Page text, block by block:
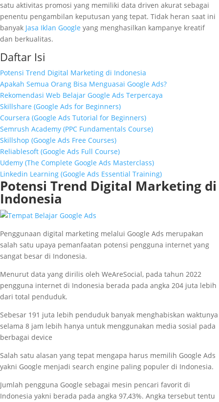
satu aktivitas promosi yang memiliki data driven akurat sebagai
penentu pengambilan keputusan yang tepat. Tidak heran saat ini
banyak Jasa Iklan Google yang menghasilkan kampanye kreatif
dan berkualitas.
Daftar Isi
Potensi Trend Digital Marketing di Indonesia
Apakah Semua Orang Bisa Menguasai Google Ads?
Rekomendasi Web Belajar Google Ads Terpercaya
Skillshare (Google Ads for Beginners)
Coursera (Google Ads Tutorial for Beginners)
Semrush Academy (PPC Fundamentals Course)
Skillshop (Google Ads Free Courses)
Reliablesoft (Google Ads Full Course)
Udemy (The Complete Google Ads Masterclass)
Linkedin Learning (Google Ads Essential Training)
Potensi Trend Digital Marketing di
Indonesia
Penggunaan digital marketing melalui Google Ads merupakan
salah satu upaya pemanfaatan potensi pengguna internet yang
sangat besar di Indonesia.
Menurut data yang dirilis oleh WeAreSocial, pada tahun 2022
pengguna internet di Indonesia berada pada angka 204 juta lebih
dari total penduduk.
Sebesar 191 juta lebih penduduk banyak menghabiskan waktunya
selama 8 jam lebih hanya untuk menggunakan media sosial pada
berbagai device
Salah satu alasan yang tepat mengapa harus memilih Google Ads
yakni Google menjadi search engine paling populer di Indonesia.
Jumlah pengguna Google sebagai mesin pencari favorit di
Indonesia yakni berada pada angka 97,43%. Angka tersebut tentu